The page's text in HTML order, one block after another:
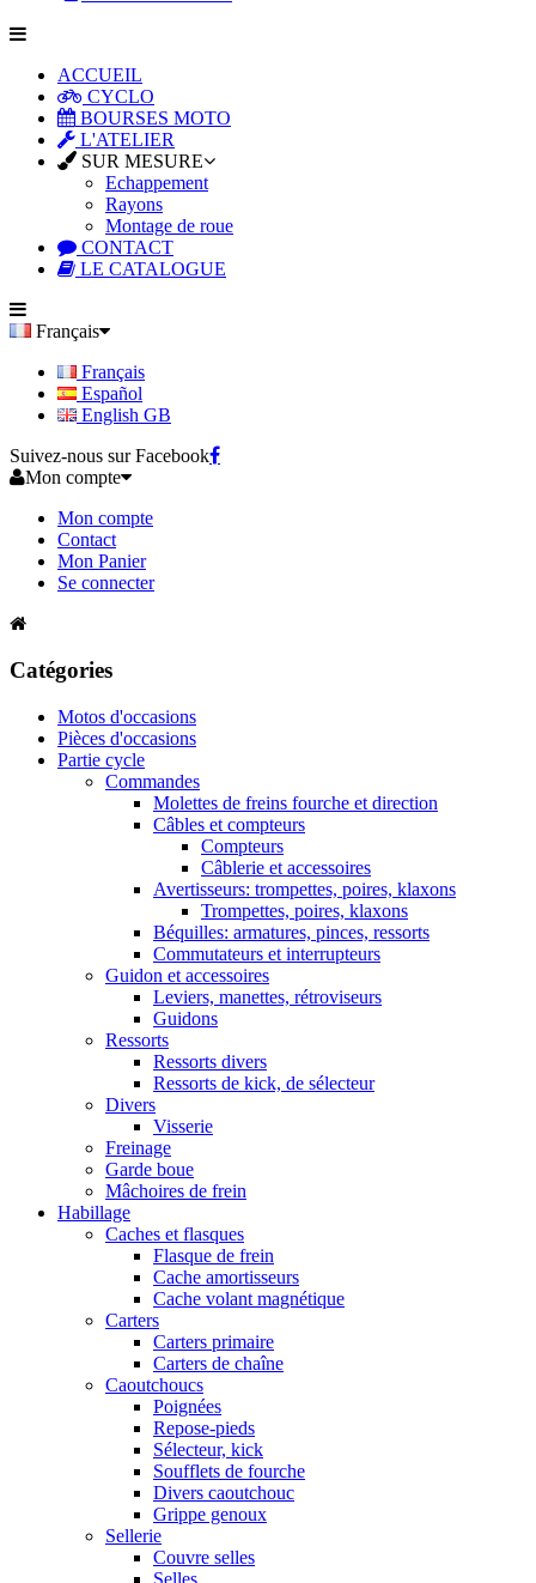
ACCUEIL
CYCLO
BOURSES MOTO
L'ATELIER
SUR MESURE
Echappement
Rayons
Montage de roue
CONTACT
LE CATALOGUE
Français
Français
Español
English GB
Suivez-nous sur Facebook
Mon compte
Mon compte
Contact
Mon Panier
Se connecter
Catégories
Motos d'occasions
Pièces d'occasions
Partie cycle
Commandes
Molettes de freins fourche et direction
Câbles et compteurs
Compteurs
Câblerie et accessoires
Avertisseurs: trompettes, poires, klaxons
Trompettes, poires, klaxons
Béquilles: armatures, pinces, ressorts
Commutateurs et interrupteurs
Guidon et accessoires
Leviers, manettes, rétroviseurs
Guidons
Ressorts
Ressorts divers
Ressorts de kick, de sélecteur
Divers
Visserie
Freinage
Garde boue
Mâchoires de frein
Habillage
Caches et flasques
Flasque de frein
Cache amortisseurs
Cache volant magnétique
Carters
Carters primaire
Carters de chaîne
Caoutchoucs
Poignées
Repose-pieds
Sélecteur, kick
Soufflets de fourche
Divers caoutchouc
Grippe genoux
Sellerie
Couvre selles
Selles